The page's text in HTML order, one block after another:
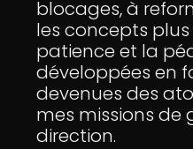
blocages, à
les concepts plus
patience et la
développées en
devenues des
mes missions de
direction.